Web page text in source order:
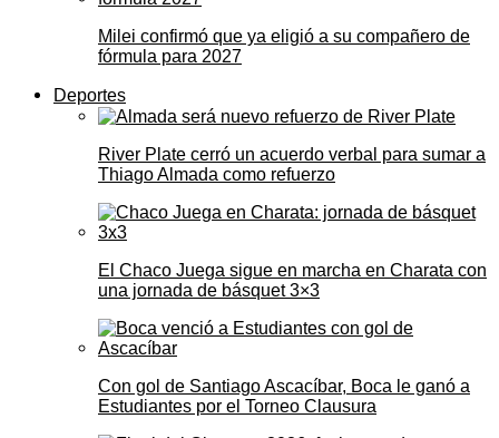
Milei confirmó que ya eligió a su compañero de
fórmula para 2027
Deportes
River Plate cerró un acuerdo verbal para sumar a
Thiago Almada como refuerzo
El Chaco Juega sigue en marcha en Charata con
una jornada de básquet 3×3
Con gol de Santiago Ascacíbar, Boca le ganó a
Estudiantes por el Torneo Clausura